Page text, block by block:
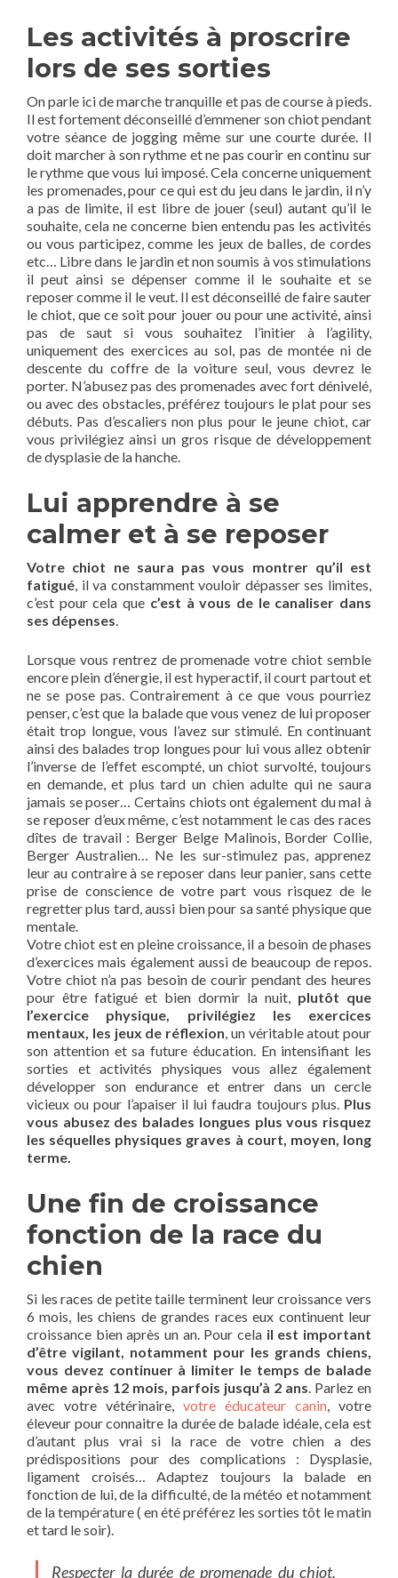
Les activités à proscrire
lors de ses sorties
On parle ici de marche tranquille et pas de course à pieds.
Il est fortement déconseillé d’emmener son chiot pendant
votre séance de jogging même sur une courte durée. Il
doit marcher à son rythme et ne pas courir en continu sur
le rythme que vous lui imposé. Cela concerne uniquement
les promenades, pour ce qui est du jeu dans le jardin, il n’y
a pas de limite, il est libre de jouer (seul) autant qu’il le
souhaite, cela ne concerne bien entendu pas les activités
ou vous participez, comme les jeux de balles, de cordes
etc… Libre dans le jardin et non soumis à vos stimulations
il peut ainsi se dépenser comme il le souhaite et se
reposer comme il le veut. Il est déconseillé de faire sauter
le chiot, que ce soit pour jouer ou pour une activité, ainsi
pas de saut si vous souhaitez l’initier à l’agility,
uniquement des exercices au sol, pas de montée ni de
descente du coffre de la voiture seul, vous devrez le
porter. N’abusez pas des promenades avec fort dénivelé,
ou avec des obstacles, préférez toujours le plat pour ses
débuts. Pas d’escaliers non plus pour le jeune chiot, car
vous privilégiez ainsi un gros risque de développement
de dysplasie de la hanche.
Lui apprendre à se
calmer et à se reposer
Votre chiot ne saura pas vous montrer qu’il est
fatigué, il va constamment vouloir dépasser ses limites,
c’est pour cela que c’est à vous de le canaliser dans
ses dépenses.
Lorsque vous rentrez de promenade votre chiot semble
encore plein d’énergie, il est hyperactif, il court partout et
ne se pose pas. Contrairement à ce que vous pourriez
penser, c’est que la balade que vous venez de lui proposer
était trop longue, vous l’avez sur stimulé. En continuant
ainsi des balades trop longues pour lui vous allez obtenir
l’inverse de l’effet escompté, un chiot survolté, toujours
en demande, et plus tard un chien adulte qui ne saura
jamais se poser… Certains chiots ont également du mal à
se reposer d’eux même, c’est notamment le cas des races
dîtes de travail : Berger Belge Malinois, Border Collie,
Berger Australien… Ne les sur-stimulez pas, apprenez
leur au contraire à se reposer dans leur panier, sans cette
prise de conscience de votre part vous risquez de le
regretter plus tard, aussi bien pour sa santé physique que
mentale.
Votre chiot est en pleine croissance, il a besoin de phases
d’exercices mais également aussi de beaucoup de repos.
Votre chiot n’a pas besoin de courir pendant des heures
pour être fatigué et bien dormir la nuit, plutôt que
l’exercice physique, privilégiez les exercices
mentaux, les jeux de réflexion, un véritable atout pour
son attention et sa future éducation. En intensifiant les
sorties et activités physiques vous allez également
développer son endurance et entrer dans un cercle
vicieux ou pour l’apaiser il lui faudra toujours plus. Plus
vous abusez des balades longues plus vous risquez
les séquelles physiques graves à court, moyen, long
terme.
Une fin de croissance
fonction de la race du
chien
Si les races de petite taille terminent leur croissance vers
6 mois, les chiens de grandes races eux continuent leur
croissance bien après un an. Pour cela il est important
d’être vigilant, notamment pour les grands chiens,
vous devez continuer à limiter le temps de balade
même après 12 mois, parfois jusqu’à 2 ans. Parlez en
avec votre vétérinaire, votre éducateur canin, votre
éleveur pour connaitre la durée de balade idéale, cela est
d’autant plus vrai si la race de votre chien a des
prédispositions pour des complications : Dysplasie,
ligament croisés… Adaptez toujours la balade en
fonction de lui, de la difficulté, de la météo et notamment
de la température ( en été préférez les sorties tôt le matin
et tard le soir).
Respecter la durée de promenade du chiot,